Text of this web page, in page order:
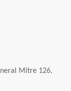
Mitre 126,